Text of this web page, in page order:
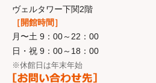
ヴェルタワー下関2階
［開館時間］
月〜土 9：00～22：00
日・祝 9：00～18：00
※休館日は年末年始